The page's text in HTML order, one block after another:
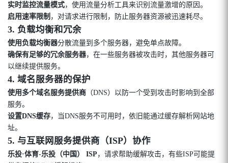
实时监控流量模式，使用流量分析工具来识别流量激增的原因。
启用速率限制 ，对请求进行限制，防止服务器资源被迅速耗尽。
3. 负载均衡和冗余
使用负载均衡器分散流量到多个服务器，避免单点故障。
确保有足够的冗余服务器，在一些服务器被攻击时，其他服务器可
以继续提供服务。
4. 域名服务器的保护
使用多个域名服务提供商 （DNS）以防一个受到攻击时影响到全部
服务。
设置DNS缓存，当DNS服务不可用时，依旧能通过缓存解析网站地
址。
5. 与互联网服务提供商（ISP）协作
乐投·体育-乐投（中国） ISP ，请求帮助缓解攻击，有些ISP可能提